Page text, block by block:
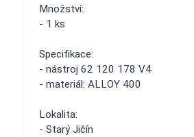
Množství:
- 1 ks
Specifikace:
- nástroj 62 120 178 V4
- materiál: ALLOY 400
Lokalita:
- Starý Jičín